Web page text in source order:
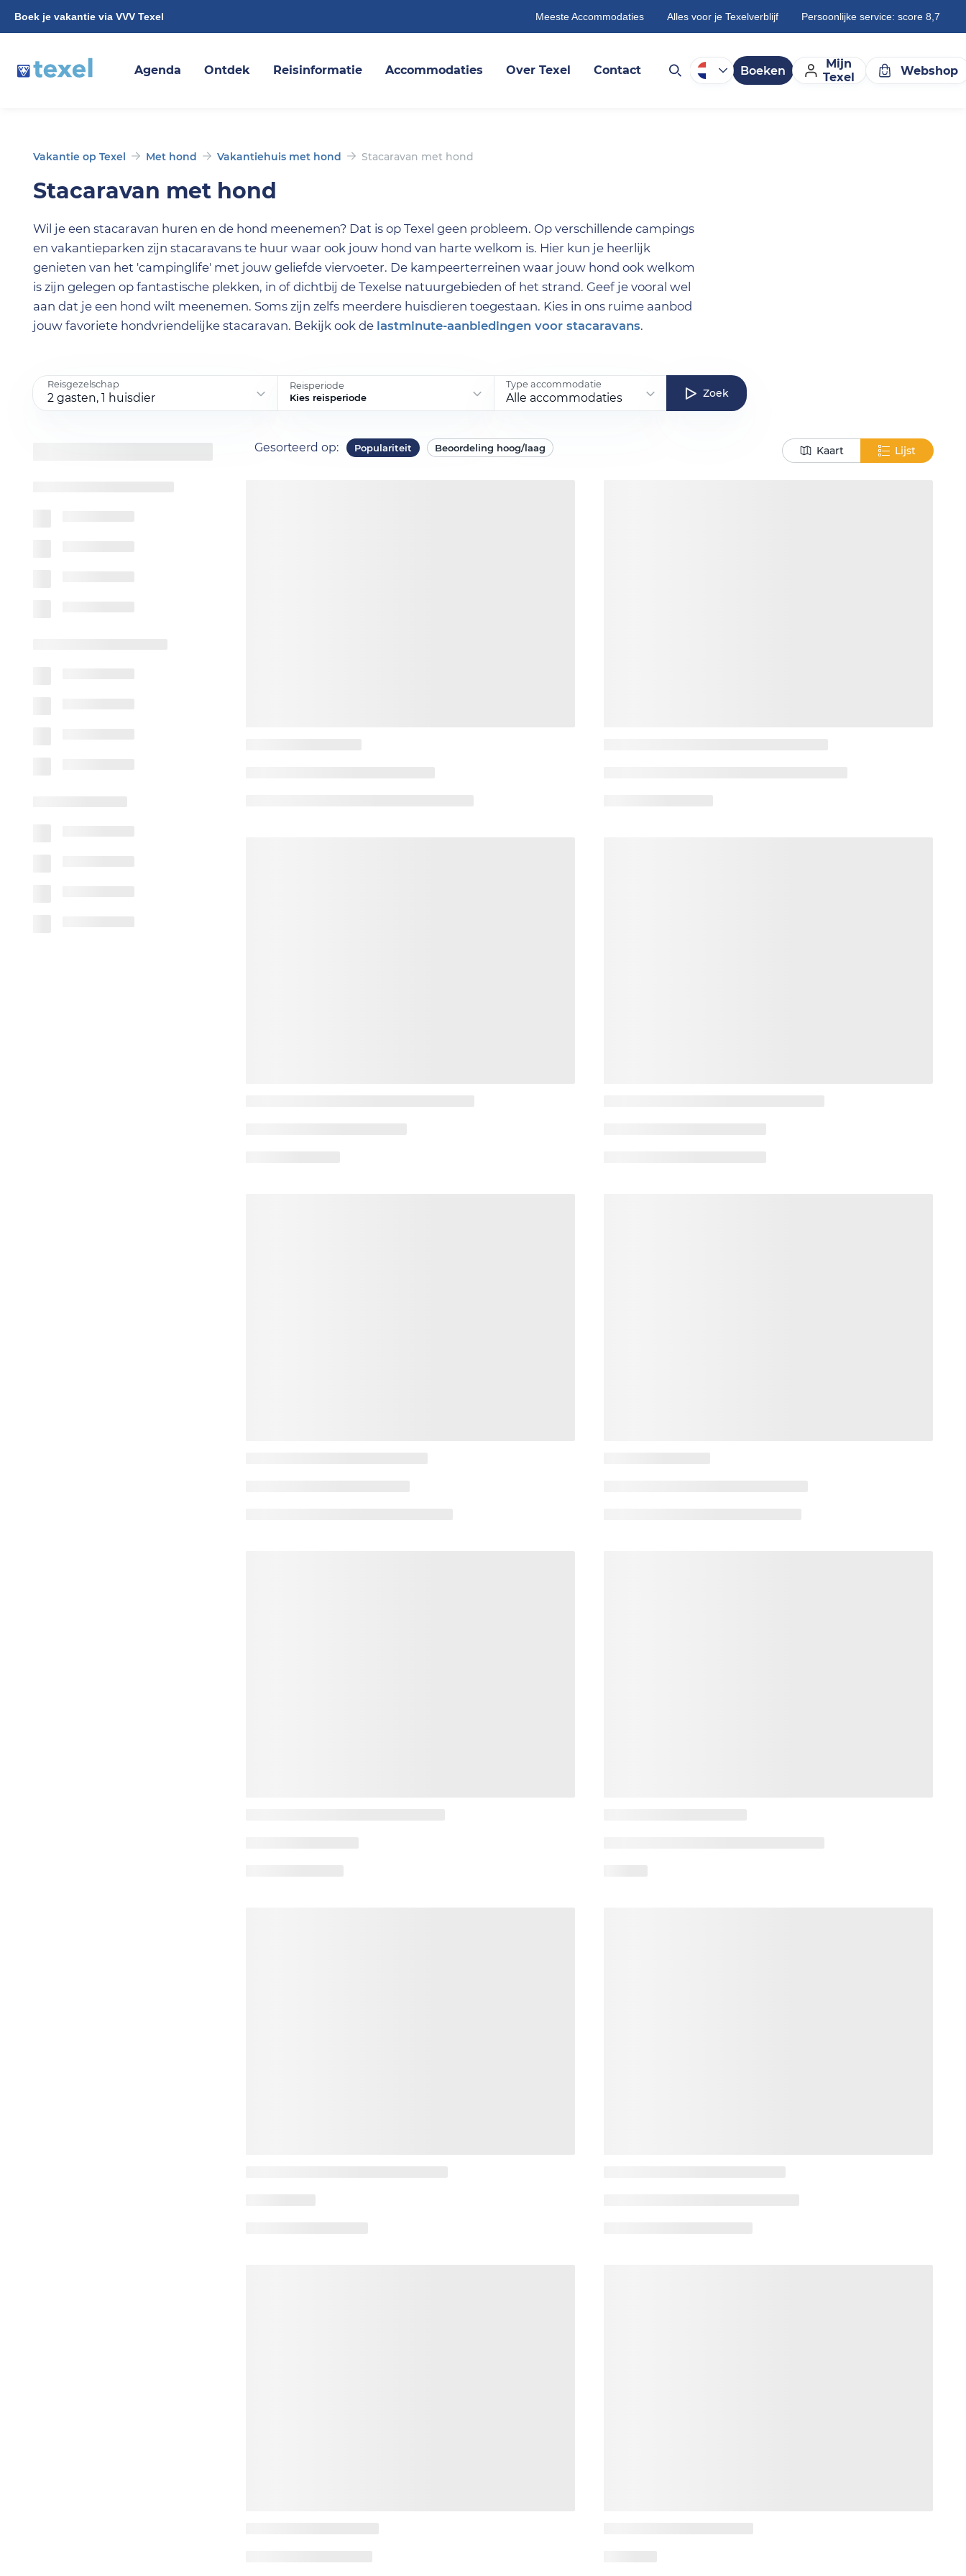
Boek je vakantie via VVV Texel Meeste Accommodaties Alles voor je Texelverblijf Persoonlijke service: score 8,7
Agenda Ontdek Reisinformatie Accommodaties Over Texel Contact Boeken
Mijn
Texel
Webshop
Vakantie op Texel Met hond Vakantiehuis met hond Stacaravan met hond
Stacaravan met hond
Wil je een stacaravan huren en de hond meenemen? Dat is op Texel geen probleem. Op verschillende campings
en vakantieparken zijn stacaravans te huur waar ook jouw hond van harte welkom is. Hier kun je heerlijk
genieten van het 'campinglife' met jouw geliefde viervoeter. De kampeerterreinen waar jouw hond ook welkom
is zijn gelegen op fantastische plekken, in of dichtbij de Texelse natuurgebieden of het strand. Geef je vooral wel
aan dat je een hond wilt meenemen. Soms zijn zelfs meerdere huisdieren toegestaan. Kies in ons ruime aanbod
jouw favoriete hondvriendelijke stacaravan. Bekijk ook de lastminute-aanbiedingen voor stacaravans.
Reisgezelschap
2 gasten, 1 huisdier
Reisperiode
Kies reisperiode
Type accommodatie
Alle accommodaties Zoek
Gesorteerd op: Populariteit Beoordeling hoog/laag Kaart Lijst